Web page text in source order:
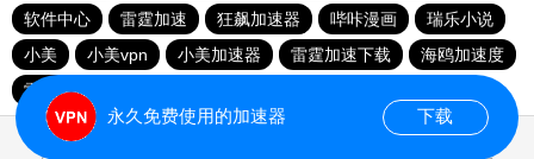
软件中心
雷霆加速 狂飙加速器 哔咔漫画
瑞乐小说
小美
小美vpn 小美加速器 雷霆加速下载
海鸥加速度
雷霆加速版ins
永久免费使用的加速器 下载